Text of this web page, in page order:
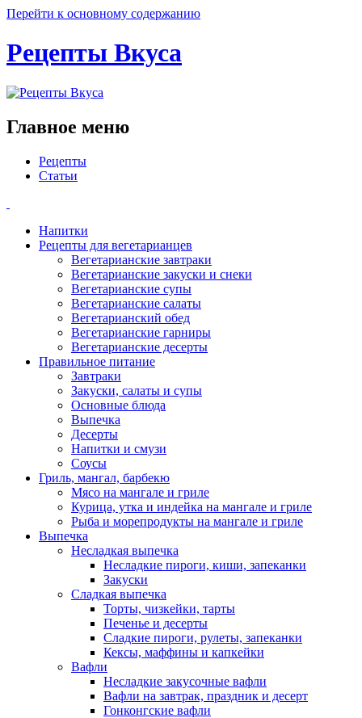
Перейти к основному содержанию
Рецепты Вкуса
Главное меню
Рецепты
Статьи
Напитки
Рецепты для вегетарианцев
Вегетарианские завтраки
Вегетарианские закуски и снеки
Вегетарианские супы
Вегетарианские салаты
Вегетарианский обед
Вегетарианские гарниры
Вегетарианские десерты
Правильное питание
Завтраки
Закуски, салаты и супы
Основные блюда
Выпечка
Десерты
Напитки и смузи
Соусы
Гриль, мангал, барбекю
Мясо на мангале и гриле
Курица, утка и индейка на мангале и гриле
Рыба и морепродукты на мангале и гриле
Выпечка
Несладкая выпечка
Несладкие пироги, киши, запеканки
Закуски
Сладкая выпечка
Торты, чизкейки, тарты
Печенье и десерты
Сладкие пироги, рулеты, запеканки
Кексы, маффины и капкейки
Вафли
Несладкие закусочные вафли
Вафли на завтрак, праздник и десерт
Гонконгские вафли